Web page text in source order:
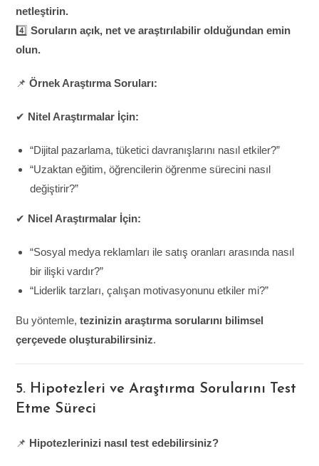
netleştirin.
4️⃣Soruların açık, net ve araştırılabilir olduğundan emin
olun.
📌Örnek Araştırma Soruları:
✔ Nitel Araştırmalar İçin:
“Dijital pazarlama, tüketici davranışlarını nasıl etkiler?”
“Uzaktan eğitim, öğrencilerin öğrenme sürecini nasıl
değiştirir?”
✔ Nicel Araştırmalar İçin:
“Sosyal medya reklamları ile satış oranları arasında nasıl
bir ilişki vardır?”
“Liderlik tarzları, çalışan motivasyonunu etkiler mi?”
Bu yöntemle,tezinizin araştırma sorularını bilimsel
çerçevede oluşturabilirsiniz.
5. Hipotezleri ve Araştırma Sorularını Test
Etme Süreci
📌 Hipotezlerinizi nasıl test edebilirsiniz?